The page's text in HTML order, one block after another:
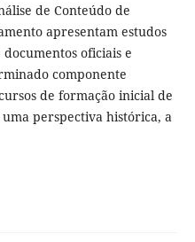
de Conteúdo de
apresentam estudos
oficiais e
componente
de formação inicial de
perspectiva histórica, a